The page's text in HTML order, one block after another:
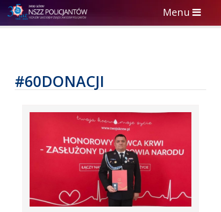
Toggle
navigation
Menu
#60DONACJI